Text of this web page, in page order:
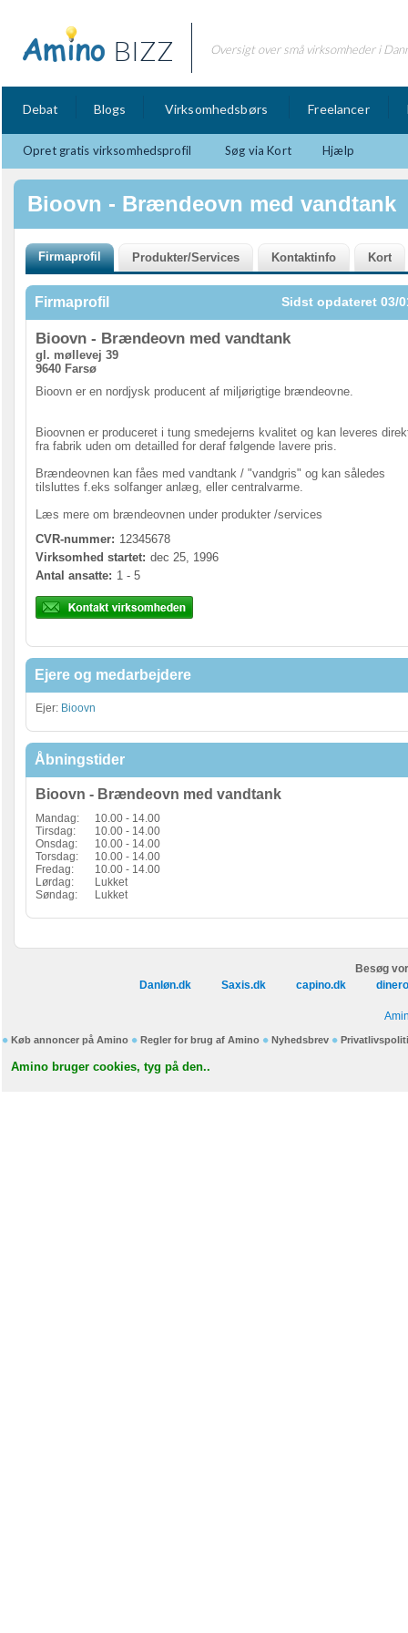
BIZZ Oversigt over små virksomheder i
Debat Blogs Virksomhedsbørs Freelancer
Opret gratis virksomhedsprofil Søg via Kort Hjælp
Bioovn - Brændeovn med vandtank
Firmaprofil Sidst opdateret 03/
Bioovn - Brændeovn med vandtank
gl. møllevej 39
9640 Farsø
Bioovn er en nordjysk producent af miljørigtige brændeovne.
Bioovnen er produceret i tung smedejerns kvalitet og kan leveres
fra fabrik uden om detailled for deraf følgende lavere pris.
Brændeovnen kan fåes med vandtank / "vandgris" og kan således
tilsluttes f.eks solfanger anlæg, eller centralvarme.
Læs mere om brændeovnen under produkter /services
CVR-nummer: 12345678
Virksomhed startet: dec 25, 1996
Antal ansatte: 1 - 5
Ejere og medarbejdere
Ejer: Bioovn
Åbningstider
Bioovn - Brændeovn med vandtank
Mandag:
10.00 - 14.00
Tirsdag:
10.00 - 14.00
Onsdag:
10.00 - 14.00
Torsdag:
10.00 - 14.00
Fredag:
10.00 - 14.00
Lørdag:
Lukket
Søndag:
Lukket
Besøg
Danløn.dk
Saxis.dk capino.dk
Køb annoncer på Amino Regler for brug af Amino Nyhedsbrev
Amino bruger cookies, tyg på den..